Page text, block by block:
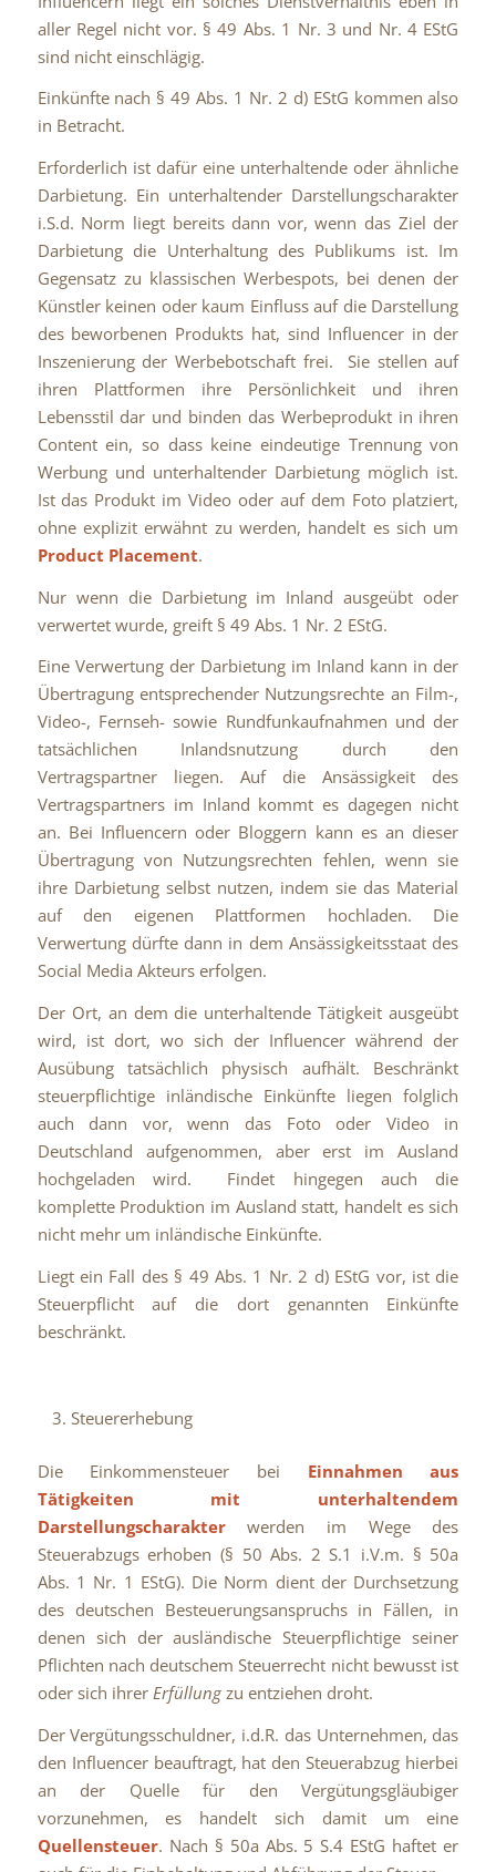
aller Regel nicht vor. § 49 Abs. 1 Nr. 3 und Nr. 4 EStG
sind nicht einschlägig.
Einkünfte nach § 49 Abs. 1 Nr. 2 d) EStG kommen also
in Betracht.
Erforderlich ist dafür eine unterhaltende oder ähnliche
Darbietung. Ein unterhaltender Darstellungscharakter
i.S.d. Norm liegt bereits dann vor, wenn das Ziel der
Darbietung die Unterhaltung des Publikums ist. Im
Gegensatz zu klassischen Werbespots, bei denen der
Künstler keinen oder kaum Einfluss auf die Darstellung
des beworbenen Produkts hat, sind Influencer in der
Inszenierung der Werbebotschaft frei. Sie stellen auf
ihren Plattformen ihre Persönlichkeit und ihren
Lebensstil dar und binden das Werbeprodukt in ihren
Content ein, so dass keine eindeutige Trennung von
Werbung und unterhaltender Darbietung möglich ist.
Ist das Produkt im Video oder auf dem Foto platziert,
ohne explizit erwähnt zu werden, handelt es sich um
Product Placement.
Nur wenn die Darbietung im Inland ausgeübt oder
verwertet wurde, greift § 49 Abs. 1 Nr. 2 EStG.
Eine Verwertung der Darbietung im Inland kann in der
Übertragung entsprechender Nutzungsrechte an Film-,
Video-, Fernseh- sowie Rundfunkaufnahmen und der
tatsächlichen Inlandsnutzung durch den
Vertragspartner liegen. Auf die Ansässigkeit des
Vertragspartners im Inland kommt es dagegen nicht
an. Bei Influencern oder Bloggern kann es an dieser
Übertragung von Nutzungsrechten fehlen, wenn sie
ihre Darbietung selbst nutzen, indem sie das Material
auf den eigenen Plattformen hochladen. Die
Verwertung dürfte dann in dem Ansässigkeitsstaat des
Social Media Akteurs erfolgen.
Der Ort, an dem die unterhaltende Tätigkeit ausgeübt
wird, ist dort, wo sich der Influencer während der
Ausübung tatsächlich physisch aufhält. Beschränkt
steuerpflichtige inländische Einkünfte liegen folglich
auch dann vor, wenn das Foto oder Video in
Deutschland aufgenommen, aber erst im Ausland
hochgeladen wird. Findet hingegen auch die
komplette Produktion im Ausland statt, handelt es sich
nicht mehr um inländische Einkünfte.
Liegt ein Fall des § 49 Abs. 1 Nr. 2 d) EStG vor, ist die
Steuerpflicht auf die dort genannten Einkünfte
beschränkt.
Steuererhebung
Die Einkommensteuer bei Einnahmen aus
Tätigkeiten mit unterhaltendem
Darstellungscharakterwerden im Wege des
Steuerabzugs erhoben (§ 50 Abs. 2 S.1 i.V.m. § 50a
Abs. 1 Nr. 1 EStG). Die Norm dient der Durchsetzung
des deutschen Besteuerungsanspruchs in Fällen, in
denen sich der ausländische Steuerpflichtige seiner
Pflichten nach deutschem Steuerrecht nicht bewusst ist
oder sich ihrer Erfüllungzu entziehen droht.
Der Vergütungsschuldner, i.d.R. das Unternehmen, das
den Influencer beauftragt, hat den Steuerabzug hierbei
an der Quelle für den Vergütungsgläubiger
vorzunehmen, es handelt sich damit um eine
Quellensteuer. Nach § 50a Abs. 5 S.4 EStG haftet er